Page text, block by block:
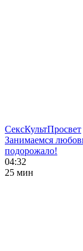
СексКультПросвет
Занимаемся
подорожало!
04:32
25 мин